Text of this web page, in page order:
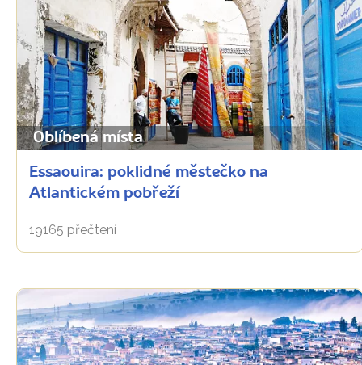
Oblíbená místa
Essaouira: poklidné městečko na
Atlantickém pobřeží
19165 přečtení